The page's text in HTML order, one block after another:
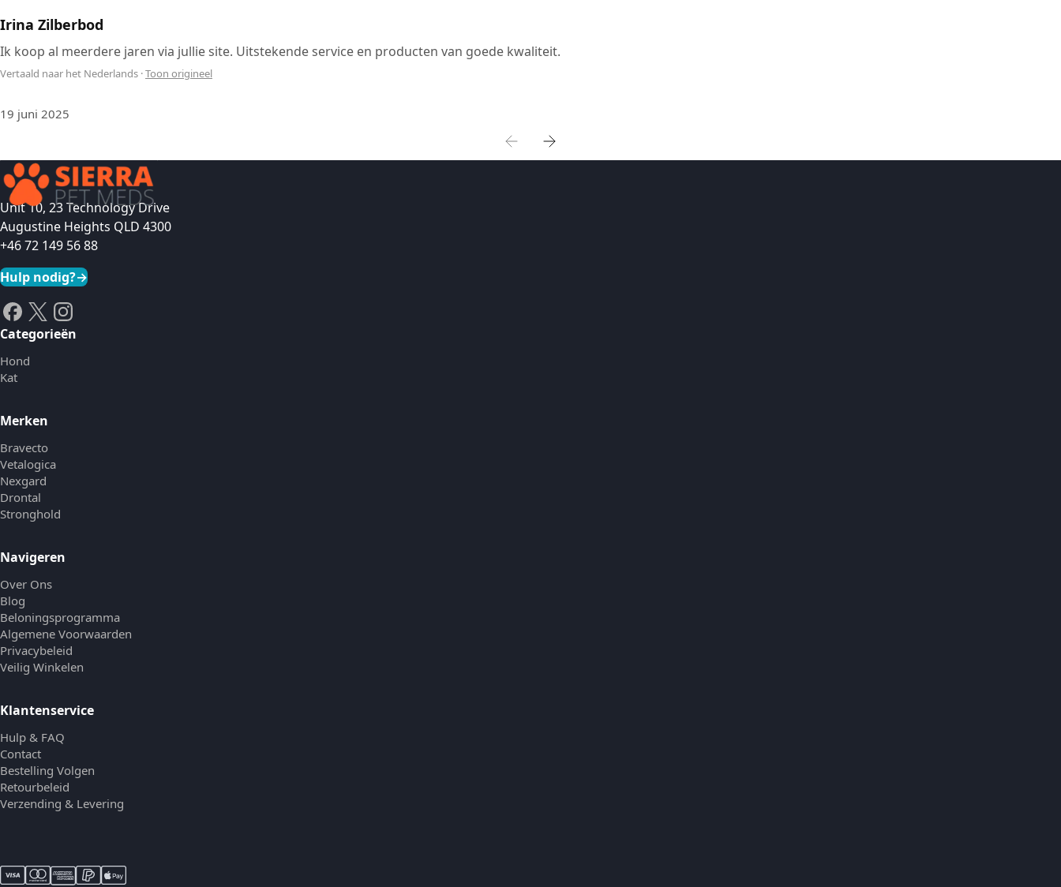
Irina Zilberbod
Ik koop al meerdere jaren via jullie site. Uitstekende service en producten van goede kwaliteit.
Vertaald naar het Nederlands ·Toon origineel
19 juni 2025
Unit 10, 23 Technology Drive
Augustine Heights QLD 4300
+46 72 149 56 88
Hulp nodig?→
Categorieën
Hond
Kat
Merken
Bravecto
Vetalogica
Nexgard
Drontal
Stronghold
Navigeren
Over Ons
Blog
Beloningsprogramma
Algemene Voorwaarden
Privacybeleid
Veilig Winkelen
Klantenservice
Hulp & FAQ
Contact
Bestelling Volgen
Retourbeleid
Verzending & Levering